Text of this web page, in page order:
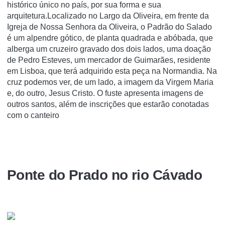
histórico único no país, por sua forma e sua
arquitetura.Localizado no Largo da Oliveira, em frente da
Igreja de Nossa Senhora da Oliveira, o Padrão do Salado
é um alpendre gótico, de planta quadrada e abóbada, que
alberga um cruzeiro gravado dos dois lados, uma doação
de Pedro Esteves, um mercador de Guimarães, residente
em Lisboa, que terá adquirido esta peça na Normandia. Na
cruz podemos ver, de um lado, a imagem da Virgem Maria
e, do outro, Jesus Cristo. O fuste apresenta imagens de
outros santos, além de inscrições que estarão conotadas
com o canteiro
Ponte do Prado no rio Cávado